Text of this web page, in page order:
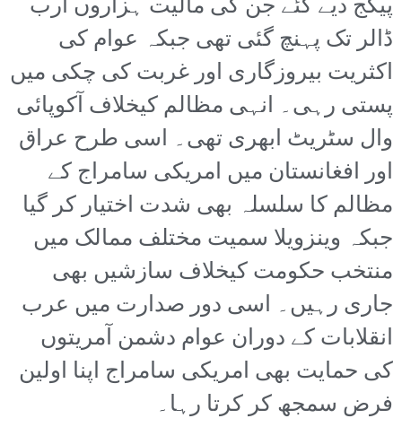
پیکج دیے گئے جن کی مالیت ہزاروں ارب
ڈالر تک پہنچ گئی تھی جبکہ عوام کی
اکثریت بیروزگاری اور غربت کی چکی میں
پستی رہی۔ انہی مظالم کیخلاف آکوپائی
وال سٹریٹ ابھری تھی۔ اسی طرح عراق
اور افغانستان میں امریکی سامراج کے
مظالم کا سلسلہ بھی شدت اختیار کر گیا
جبکہ وینزویلا سمیت مختلف ممالک میں
منتخب حکومت کیخلاف سازشیں بھی
جاری رہیں۔ اسی دور صدارت میں عرب
انقلابات کے دوران عوام دشمن آمریتوں
کی حمایت بھی امریکی سامراج اپنا اولین
فرض سمجھ کر کرتا رہا۔